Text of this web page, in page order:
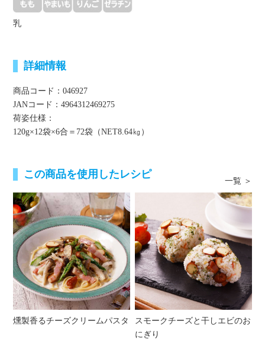
乳
詳細情報
商品コード：046927
JANコード：4964312469275
荷姿仕様：
120g×12袋×6合＝72袋（NET8.64㎏）
この商品を使用したレシピ
一覧 ＞
燻製香るチーズクリームパスタ
スモークチーズと干しエビのお
にぎり